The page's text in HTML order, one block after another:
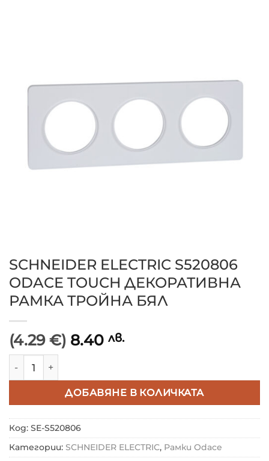
SCHNEIDER ELECTRIC S520806
ODACE TOUCH ДЕКОРАТИВНА
РАМКА ТРОЙНА БЯЛ
(4.29 €) 8.40 лв.
ДОБАВЯНЕ В КОЛИЧКАТА
Код: SE-S520806
Категории: SCHNEIDER ELECTRIC, Рамки Odace